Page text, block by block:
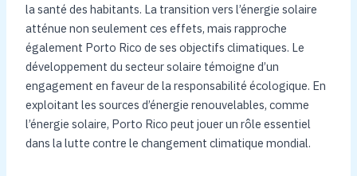
la santé des habitants. La transition vers l’énergie solaire
atténue non seulement ces effets, mais rapproche
également Porto Rico de ses objectifs climatiques. Le
développement du secteur solaire témoigne d’un
engagement en faveur de la responsabilité écologique. En
exploitant les sources d’énergie renouvelables, comme
l’énergie solaire, Porto Rico peut jouer un rôle essentiel
dans la lutte contre le changement climatique mondial.